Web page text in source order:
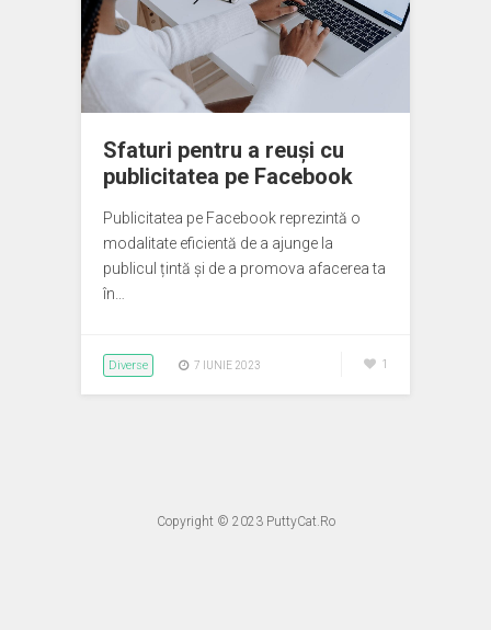
Sfaturi pentru a reuși cu
publicitatea pe Facebook
Publicitatea pe Facebook reprezintă o
modalitate eficientă de a ajunge la
publicul țintă și de a promova afacerea ta
în…
Diverse 7 IUNIE 2023 1
Copyright © 2023 PuttyCat.Ro